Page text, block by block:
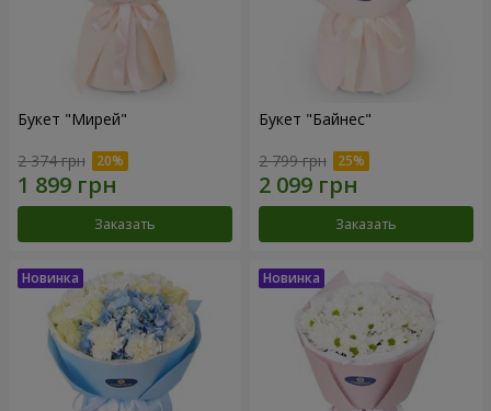
Букет "Мирей"
2 374 грн
Заказать
Букет "Байнес"
2 799 грн
Заказать